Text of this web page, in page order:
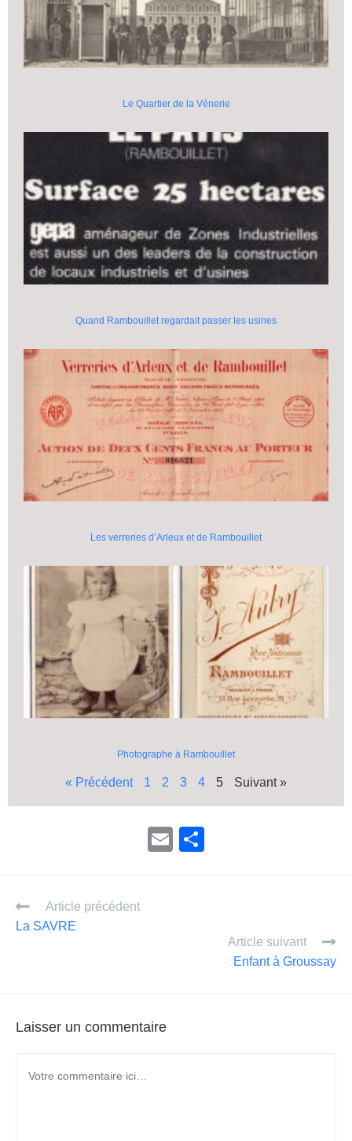
Le Quartier de la Vénerie
Quand Rambouillet regardait passer les usines
Les verreries d’Arleux et de Rambouillet
Photographe à Rambouillet
« Précédent 1 2 3 4 5 Suivant »
E
er
Article précédent
La SAVRE
Article suivant
Enfant à Groussay
Laisser un commentaire